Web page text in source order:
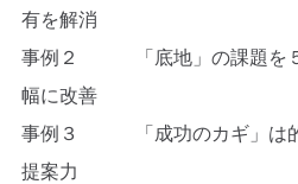
有を解消
事例２ 「底地」の課題を５
幅に改善
事例３ 「成功のカギ」は的
提案力